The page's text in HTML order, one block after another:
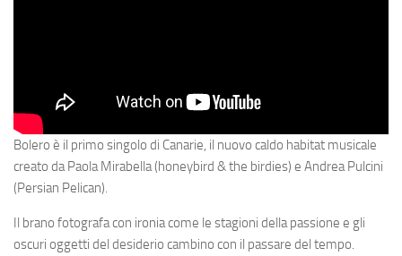
Bolero è il primo singolo di Canarie, il nuovo caldo habitat musicale
creato da Paola Mirabella (honeybird & the birdies) e Andrea Pulcini
(Persian Pelican).
Il brano fotografa con ironia come le stagioni della passione e gli
oscuri oggetti del desiderio cambino con il passare del tempo.